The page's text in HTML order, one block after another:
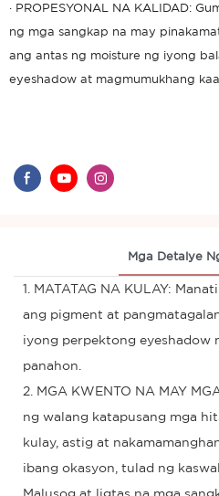
· PROPESYONAL NA KALIDAD:
ng mga sangkap na may
ang antas ng moisture ng iyong
eyeshadow at magmumukhang
Mga Detalye
1. MATATAG NA KULAY:
ang pigment at
iyong perpektong eyeshadow
panahon.
2. MGA KWENTO NA MAY
ng walang katapusang mga
kulay, astig at
ibang okasyon, tulad ng